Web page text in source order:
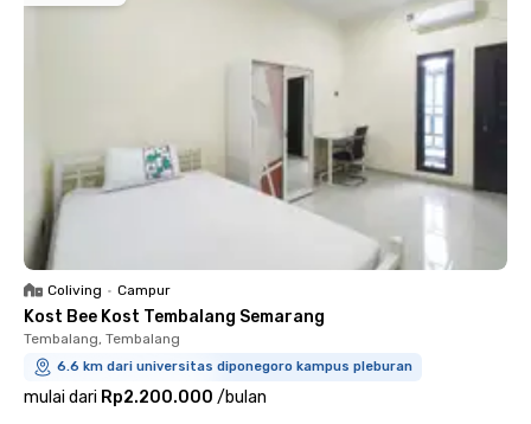
Coliving • Campur
Kost Bee Kost Tembalang Semarang
Tembalang, Tembalang
6.6 km dari universitas diponegoro kampus pleburan
mulai dari Rp2.200.000 /bulan